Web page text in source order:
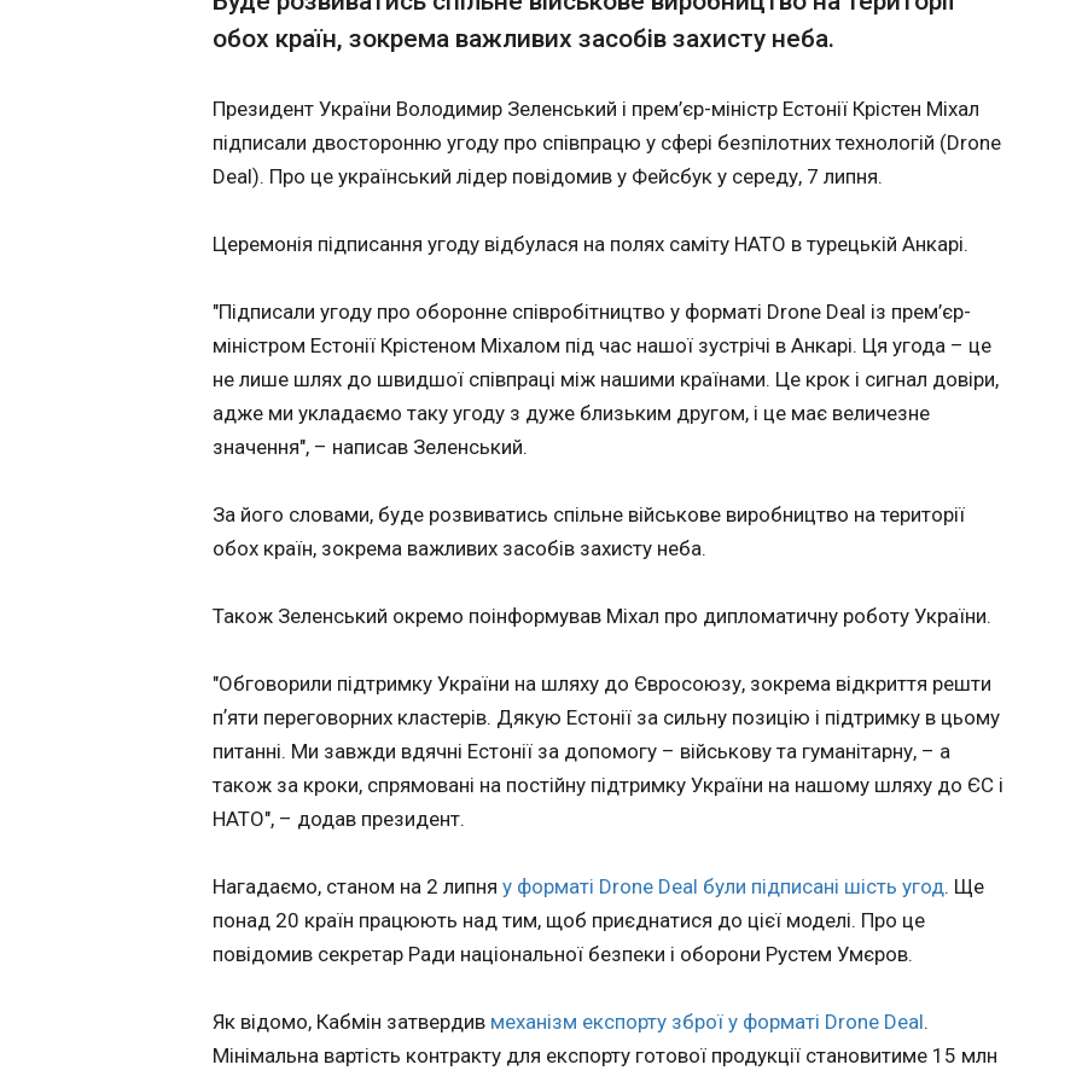
вулицях Зеленський
зробив заяву щодо удару
по Вишневому
Мінпромторгу Антон
Аліханов, передають
​Суд у Франції залишив чинним вирок Марін Ле Пен,
18:15:11
Паризький апеляційний суд
залишив чинним вирок
лідерці парламентської
об’єднання" Марін Ле Пен у
справі про нецільове
Європарламенту, але
скоротив термін заборони
на участь у виборах.
ЧИТАТЬ
ФІФА
1/8
Трамп про закінчення
війни Росії проти
ми це врегулюємо.
18:00:35
ЧИТАТЬ
Суд відкрив Ле Пен можливість
виборах президента Франції
Паризький апеляційний суд залишив у
термін заборони на участь у виборах на
потенційно може знову відкрити лідерці
до участі у президентських виборах 2027
повідомляє France 24.
ЧИТАТЬ
Трамп: Зеленський і
Путін хочуть укласти
угоду
Україна та Естонія
уклали угоду про
співпрацю в галузі
обох країн, зокрема важливих засобів захисту неба.
Президент України Володимир Зеленський і прем’єр-міністр Естонії Крістен Міхал
підписали двосторонню угоду про співпрацю у сфері безпілотних технологій (Drone
Deal). Про це український лідер повідомив у Фейсбук у середу, 7 липня.
Церемонія підписання угоду відбулася на полях саміту НАТО в турецькій Анкарі.
"Підписали угоду про оборонне співробітництво у форматі Drone Deal із прем’єр-
міністром Естонії Крістеном Міхалом під час нашої зустрічі в Анкарі. Ця угода – це
не лише шлях до швидшої співпраці між нашими країнами. Це крок і сигнал довіри,
адже ми укладаємо таку угоду з дуже близьким другом, і це має величезне
значення", – написав Зеленський.
За його словами, буде розвиватись спільне військове виробництво на території
обох країн, зокрема важливих засобів захисту неба.
Також Зеленський окремо поінформував Міхал про дипломатичну роботу України.
"Обговорили підтримку України на шляху до Євросоюзу, зокрема відкриття решти
пʼяти переговорних кластерів. Дякую Естонії за сильну позицію і підтримку в цьому
питанні. Ми завжди вдячні Естонії за допомогу – військову та гуманітарну, – а
також за кроки, спрямовані на постійну підтримку України на нашому шляху до ЄС і
НАТО", – додав президент.
Нагадаємо, станом на 2 липняу форматі Drone Deal були підписані шість угод. Ще
понад 20 країн працюють над тим, щоб приєднатися до цієї моделі. Про це
повідомив секретар Ради національної безпеки і оборони Рустем Умєров.
Як відомо, Кабмін затвердив механізм експорту зброї у форматі Drone Deal.
Мінімальна вартість контракту для експорту готової продукції становитиме 15 млн